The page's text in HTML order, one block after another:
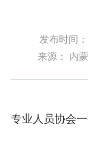
发布时间
来源： 内
专业人员协会
澳门公